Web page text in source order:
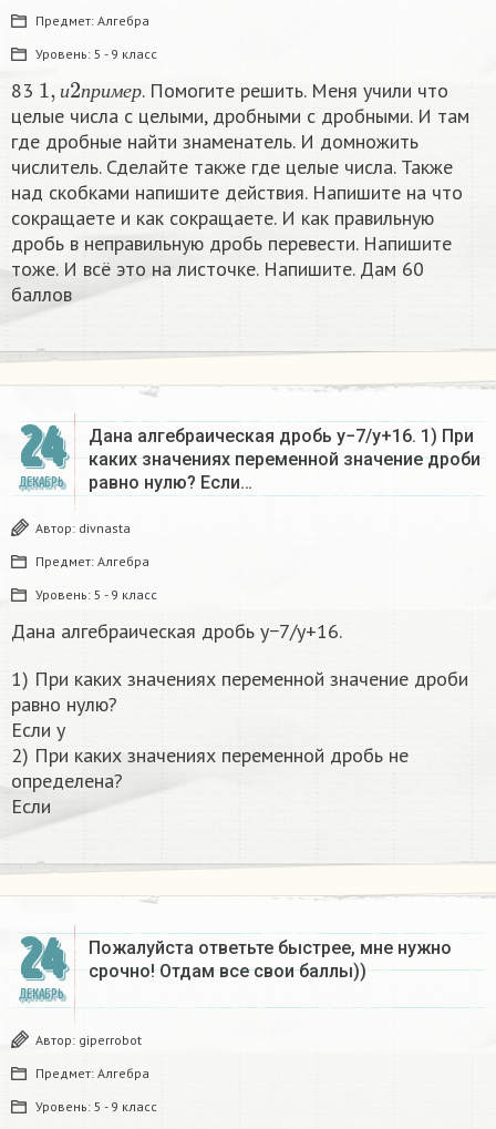
Предмет: Алгебра
Уровень: 5 - 9 класс
83 и пр имер
1 2
. Помогите решить. Меня учили что
целые числа с целыми, дробными с дробными. И там
где дробные найти знаменатель. И домножить
числитель. Сделайте также где целые числа. Также
над скобками напишите действия. Напишите на что
сокращаете и как сокращаете. И как правильную
дробь в неправильную дробь перевести. Напишите
тоже. И всё это на листочке. Напишите. Дам 60
баллов
24
ДЕКАБРЬ
Дана алгебраическая дробь y−7/y+16. 1) При
каких значениях переменной значение дроби
равно нулю? Если…
Автор: divnasta
Предмет: Алгебра
Уровень: 5 - 9 класс
Дана алгебраическая дробь y−7/y+16.
1) При каких значениях переменной значение дроби
равно нулю?
Если y
2) При каких значениях переменной дробь не
определена?
Если
24
ДЕКАБРЬ
Пожалуйста ответьте быстрее, мне нужно
срочно! Отдам все свои баллы))
Автор: giperrobot
Предмет: Алгебра
Уровень: 5 - 9 класс